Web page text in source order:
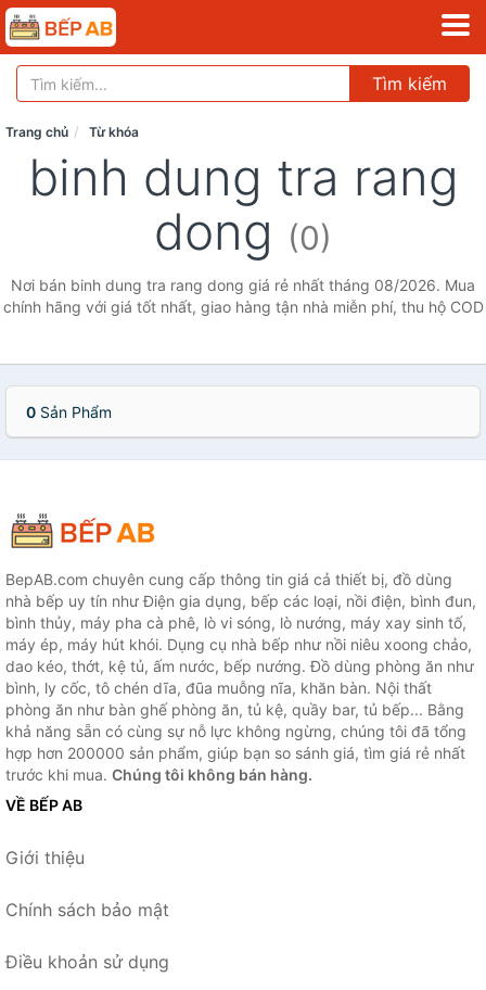
Tìm kiếm
Trang chủ Từ khóa
binh dung tra rang
dong (0)
Nơi bán binh dung tra rang dong giá rẻ nhất tháng 08/2026. Mua
chính hãng với giá tốt nhất, giao hàng tận nhà miễn phí, thu hộ COD
0 Sản Phẩm
BepAB.com chuyên cung cấp thông tin giá cả thiết bị, đồ dùng
nhà bếp uy tín như Điện gia dụng, bếp các loại, nồi điện, bình đun,
bình thủy, máy pha cà phê, lò vi sóng, lò nướng, máy xay sinh tố,
máy ép, máy hút khói. Dụng cụ nhà bếp như nồi niêu xoong chảo,
dao kéo, thớt, kệ tủ, ấm nước, bếp nướng. Đồ dùng phòng ăn như
bình, ly cốc, tô chén dĩa, đũa muỗng nĩa, khăn bàn. Nội thất
phòng ăn như bàn ghế phòng ăn, tủ kệ, quầy bar, tủ bếp... Bằng
khả năng sẵn có cùng sự nỗ lực không ngừng, chúng tôi đã tổng
hợp hơn 200000 sản phẩm, giúp bạn so sánh giá, tìm giá rẻ nhất
trước khi mua. Chúng tôi không bán hàng.
VỀ BẾP AB
Giới thiệu
Chính sách bảo mật
Điều khoản sử dụng